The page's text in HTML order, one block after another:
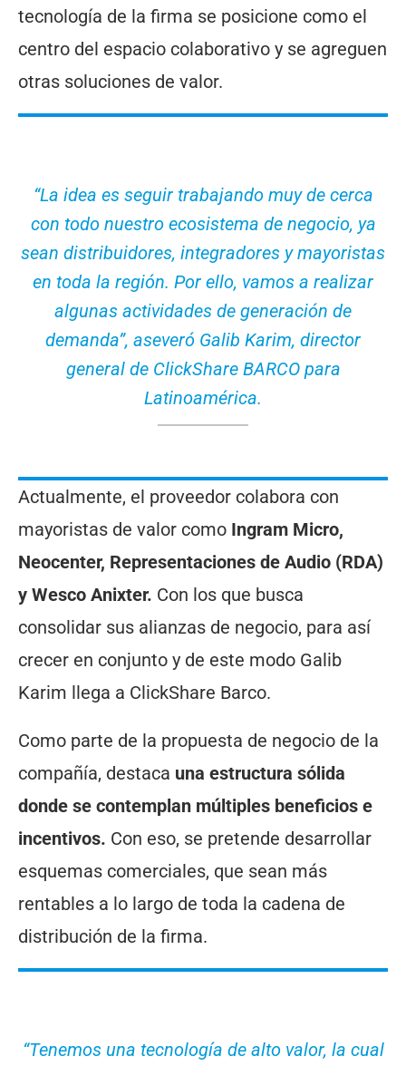
tecnología de la firma se posicione como el
centro del espacio colaborativo y se agreguen
otras soluciones de valor.
“La idea es seguir trabajando muy de cerca
con todo nuestro ecosistema de negocio, ya
sean distribuidores, integradores y mayoristas
en toda la región. Por ello, vamos a realizar
algunas actividades de generación de
demanda”, aseveró Galib Karim, director
general de ClickShare BARCO para
Latinoamérica.
Actualmente, el proveedor colabora con
mayoristas de valor como Ingram Micro,
Neocenter, Representaciones de Audio (RDA)
y Wesco Anixter. Con los que busca
consolidar sus alianzas de negocio, para así
crecer en conjunto y de este modo Galib
Karim llega a ClickShare Barco.
Como parte de la propuesta de negocio de la
compañía, destaca una estructura sólida
donde se contemplan múltiples beneficios e
incentivos. Con eso, se pretende desarrollar
esquemas comerciales, que sean más
rentables a lo largo de toda la cadena de
distribución de la firma.
“Tenemos una tecnología de alto valor, la cual